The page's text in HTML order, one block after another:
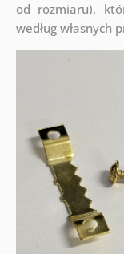
od rozmiaru),
według własnych